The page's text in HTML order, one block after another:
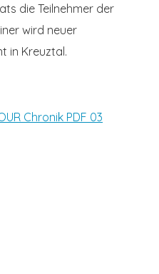
die Teilnehmer der
wird neuer
in Kreuztal.
Chronik PDF 03